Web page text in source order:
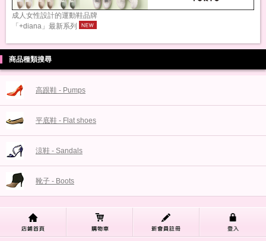
成人女性設計的運動鞋品牌
「+diana」最新系列
商品種類搜尋
高跟鞋 - Pumps
平底鞋 - Flat shoes
涼鞋 - Sandals
靴子 - Boots